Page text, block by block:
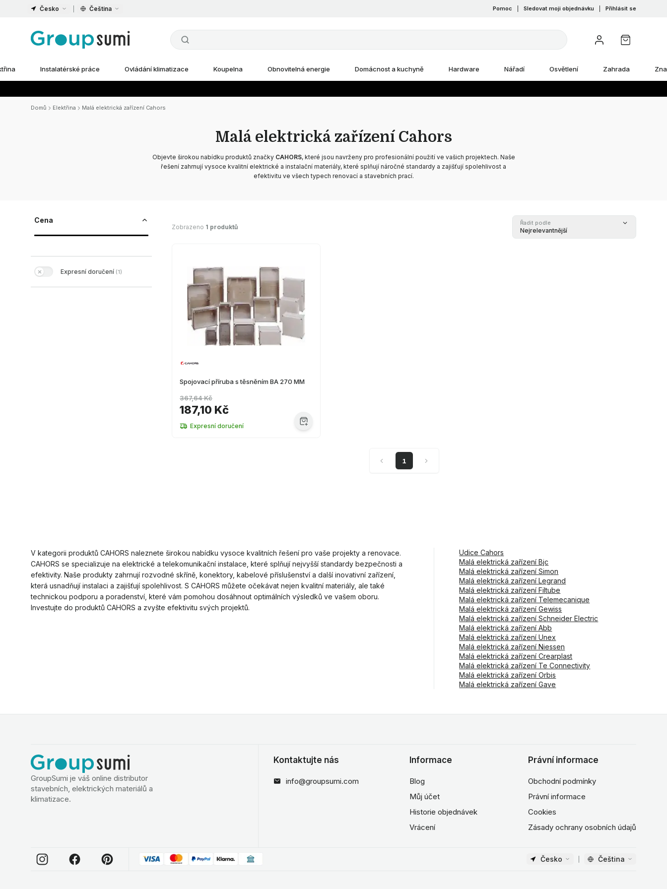
Česko Čeština Pomoc Sledovat moji objednávku Přihlásit se
Instalatérské práce Ovládání klimatizace Koupelna Obnovitelná energie Domácnost a kuchyně Hardware Nářadí Osvětlení Zahrada
Domů Elektřina Malá elektrická zařízení Cahors
Malá elektrická zařízení Cahors
Objevte širokou nabídku produktů značky CAHORS, které jsou navrženy pro profesionální použití ve vašich projektech. Naše
řešení zahrnují vysoce kvalitní elektrické a instalační materiály, které splňují náročné standardy a zajišťují spolehlivost a
efektivitu ve všech typech renovací a stavebních prací.
Cena
Expresní doručení (1)
Zobrazeno 1 produktů
Řadit podle
Nejrelevantnější
Spojovací příruba s těsněním BA 270 MM
187,10 Kč
367,64 Kč
Expresní doručení
1
V kategorii produktů CAHORS naleznete širokou nabídku vysoce kvalitních řešení pro vaše projekty a renovace.
CAHORS se specializuje na elektrické a telekomunikační instalace, které splňují nejvyšší standardy bezpečnosti a
efektivity. Naše produkty zahrnují rozvodné skříně, konektory, kabelové příslušenství a další inovativní zařízení,
která usnadňují instalaci a zajišťují spolehlivost. S CAHORS můžete očekávat nejen kvalitní materiály, ale také
technickou podporu a poradenství, které vám pomohou dosáhnout optimálních výsledků ve vašem oboru.
Investujte do produktů CAHORS a zvyšte efektivitu svých projektů.
Udice Cahors
Malá elektrická zařízení Bjc
Malá elektrická zařízení Simon
Malá elektrická zařízení Legrand
Malá elektrická zařízení Filtube
Malá elektrická zařízení Telemecanique
Malá elektrická zařízení Gewiss
Malá elektrická zařízení Schneider Electric
Malá elektrická zařízení Abb
Malá elektrická zařízení Unex
Malá elektrická zařízení Niessen
Malá elektrická zařízení Crearplast
Malá elektrická zařízení Te Connectivity
Malá elektrická zařízení Orbis
Malá elektrická zařízení Gave
GroupSumi je váš online distributor
stavebních, elektrických materiálů a
klimatizace.
Kontaktujte nás
info@groupsumi.com
Informace
Blog
Můj účet
Historie objednávek
Vrácení
Právní informace
Obchodní podmínky
Právní informace
Cookies
Zásady ochrany osobních údajů
Česko Čeština